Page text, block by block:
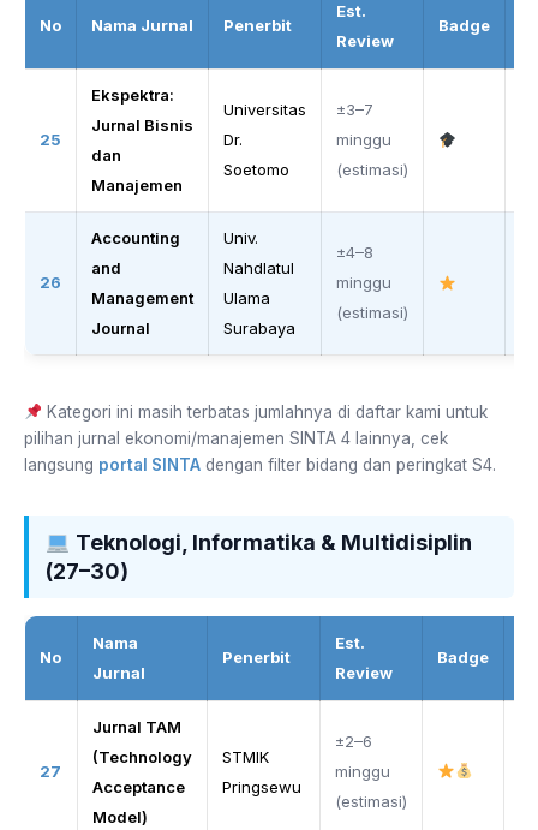
No Nama Jurnal Penerbit
Est.
Review
Badge
25
Ekspektra:
Jurnal Bisnis
dan
Manajemen
Universitas
Dr.
Soetomo
±3–7
minggu
(estimasi)
26
Accounting
and
Management
Journal
Univ.
Nahdlatul
Ulama
Surabaya
±4–8
minggu
(estimasi)
Kategori ini masih terbatas jumlahnya di daftar kami untuk
pilihan jurnal ekonomi/manajemen SINTA 4 lainnya, cek
langsung portal SINTA dengan filter bidang dan peringkat S4.
Teknologi, Informatika & Multidisiplin
(27–30)
No
Nama
Jurnal
Penerbit
Est.
Review
Badge
27
Jurnal TAM
(Technology
Acceptance
Model)
STMIK
Pringsewu
±2–6
minggu
(estimasi)